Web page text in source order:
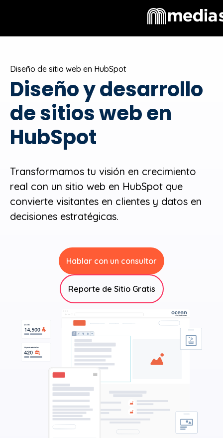
Diseño de sitio web en HubSpot
Diseño y desarrollo
de sitios web en
HubSpot
Transformamos tu visión en crecimiento
real con un sitio web en HubSpot que
convierte visitantes en clientes y datos en
decisiones estratégicas.
Hablar con un consultor
Reporte de Sitio Gratis